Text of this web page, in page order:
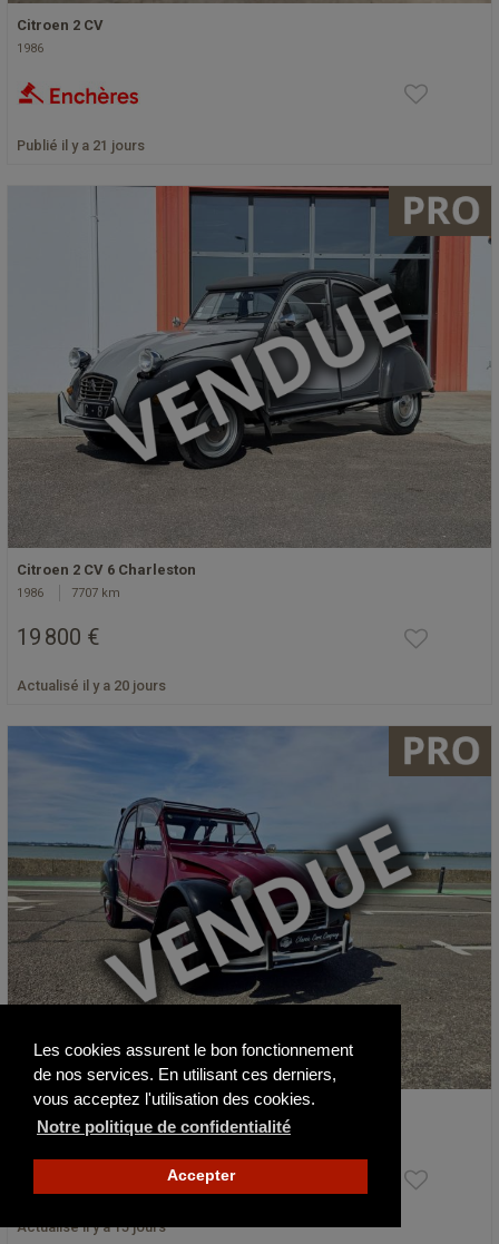
Les cookies assurent le bon fonctionnement
de nos services. En utilisant ces derniers,
vous acceptez l'utilisation des cookies.
Notre politique de confidentialité
Accepter
Citroen 2 CV
1986
Publié il y a 21 jours
Citroen 2 CV 6 Charleston
1986 7707 km
19 800 €
Actualisé il y a 20 jours
Citroen 2 CV Charleston 1
1981 66100 km
Actualisé il y a 15 jours